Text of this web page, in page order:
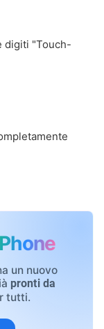
digiti "Touch-
un nuovo
pronti da
tutti.